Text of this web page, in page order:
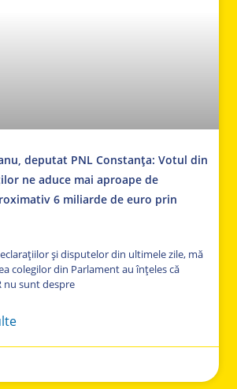
deputat PNL Constanța: Votul din
ne aduce mai aproape de
6 miliarde de euro prin
și disputelor din ultimele zile, mă
colegilor din Parlament au înțeles că
nu sunt despre